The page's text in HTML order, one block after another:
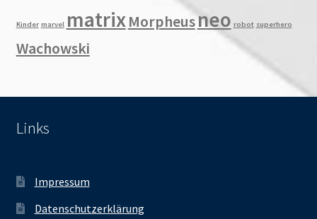
Kinder marvel matrixMorpheusneo robot superhero
Wachowski
Links
Impressum
Datenschutzerklärung